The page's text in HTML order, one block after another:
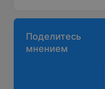
Поделитесь
мнением